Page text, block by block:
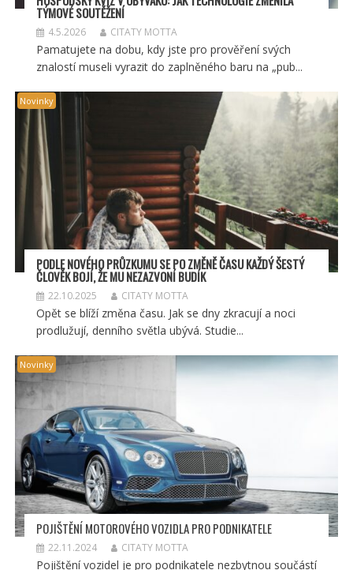
TÝMOVÉ SOUTĚŽENÍ
4.5.2026 CITATY MOTTA
Pamatujete na dobu, kdy jste pro prověření svých
znalostí museli vyrazit do zaplněného baru na „pub...
Novinky
PODLE NOVÉHO PRŮZKUMU SE PO ZMĚNĚ ČASU KAŽDÝ ŠESTÝ
ČLOVĚK BOJÍ, ŽE MU NEZAZVONÍ BUDÍK
22.10.2025 CITATY MOTTA
Opět se blíží změna času. Jak se dny zkracují a noci
prodlužují, denního světla ubývá. Studie...
Novinky
POJIŠTĚNÍ MOTOROVÉHO VOZIDLA PRO PODNIKATELE
22.11.2024 CITATY MOTTA
Pojištění vozidel je pro podnikatele nezbytnou součástí